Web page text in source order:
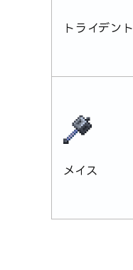
トライデント
メイス